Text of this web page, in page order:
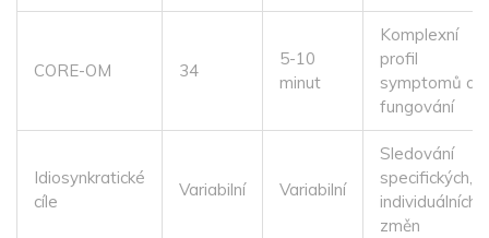
CORE-OM 34
5-10
minut
Komplexní
profil
symptomů a
fungování
Idiosynkratické
cíle
Variabilní Variabilní
Sledování
specifických,
individuálních
změn